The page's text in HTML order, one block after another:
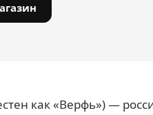
как «Верфь») —